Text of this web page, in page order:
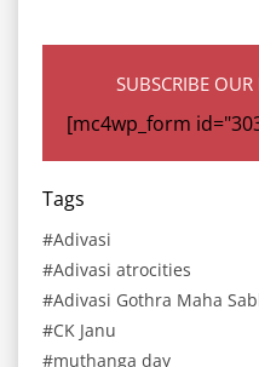
SUBSCRIBE OUR
[mc4wp_form
Tags
Adivasi
Adivasi atrocities
Adivasi Gothra Maha
CK Janu
muthanga day